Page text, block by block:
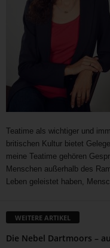
Teatime als wichtiger und
britischen Kultur bietet
meine Teatime gehören
Menschen außerhalb des
Leben geleistet haben,
WEITERE ARTIKEL
Die Nebel Dartmoors –